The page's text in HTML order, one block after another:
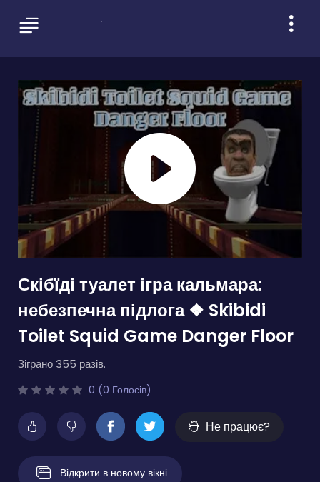
Скібїді туалет ігра кальмара:
небезпечна підлога ❖ Skibidi
Toilet Squid Game Danger Floor
Зіграно 355 разів.
0 (0 Голосів)
Не працює?
Відкрити в новому вікні